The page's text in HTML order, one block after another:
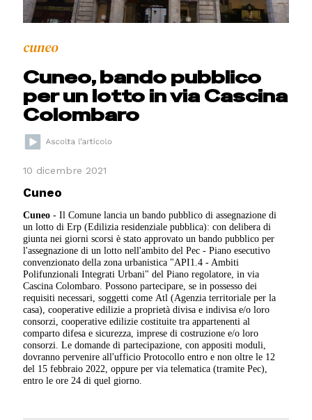
cuneo
Cuneo, bando pubblico
per un lotto in via Cascina
Colombaro
10 dicembre 2021
Cuneo
Cuneo - Il Comune lancia un bando pubblico di assegnazione di
un lotto di Erp (Edilizia residenziale pubblica): con delibera di
giunta nei giorni scorsi è stato approvato un bando pubblico per
l'assegnazione di un lotto nell'ambito del Pec - Piano esecutivo
convenzionato della zona urbanistica "API1.4 - Ambiti
Polifunzionali Integrati Urbani" del Piano regolatore, in via
Cascina Colombaro. Possono partecipare, se in possesso dei
requisiti necessari, soggetti come Atl (Agenzia territoriale per la
casa), cooperative edilizie a proprietà divisa e indivisa e/o loro
consorzi, cooperative edilizie costituite tra appartenenti al
comparto difesa e sicurezza, imprese di costruzione e/o loro
consorzi. Le domande di partecipazione, con appositi moduli,
dovranno pervenire all'ufficio Protocollo entro e non oltre le 12
del 15 febbraio 2022, oppure per via telematica (tramite Pec),
entro le ore 24 di quel giorno.